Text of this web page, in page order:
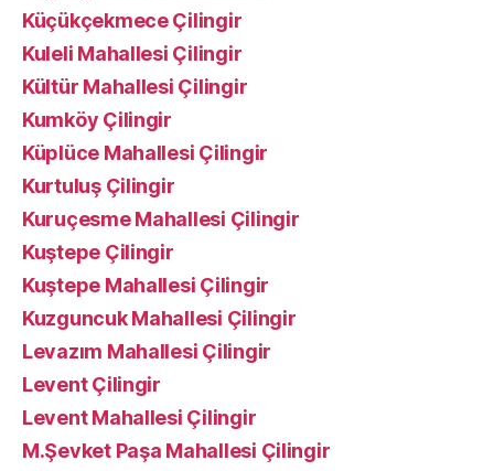
Küçükçekmece Çilingir
Kuleli Mahallesi Çilingir
Kültür Mahallesi Çilingir
Kumköy Çilingir
Küplüce Mahallesi Çilingir
Kurtuluş Çilingir
Kuruçesme Mahallesi Çilingir
Kuştepe Çilingir
Kuştepe Mahallesi Çilingir
Kuzguncuk Mahallesi Çilingir
Levazım Mahallesi Çilingir
Levent Çilingir
Levent Mahallesi Çilingir
M.Şevket Paşa Mahallesi Çilingir